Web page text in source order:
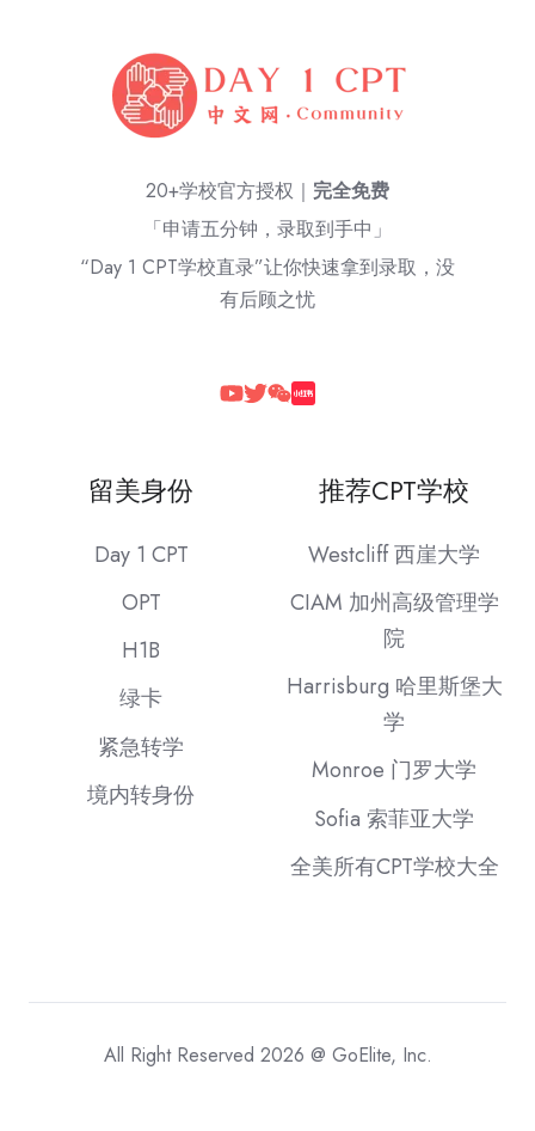
20+学校官方授权｜ 完全免费
「申请五分钟，录取到手中」
“Day 1 CPT学校直录”让你快速拿到录取，没
有后顾之忧
留美身份
Day 1 CPT
OPT
H1B
绿卡
紧急转学
境内转身份
推荐CPT学校
Westcliff 西崖大学
CIAM 加州高级管理学
院
Harrisburg 哈里斯堡大
学
Monroe 门罗大学
Sofia 索菲亚大学
全美所有CPT学校大全
All Right Reserved 2026 @ GoElite, Inc.